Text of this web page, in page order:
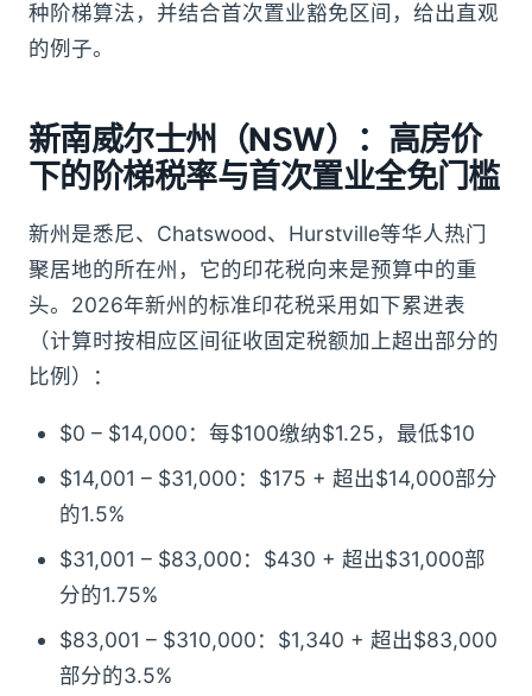
种阶梯算法，并结合首次置业豁免区间，给出直观
的例子。
新南威尔士州（NSW）：高房价
下的阶梯税率与首次置业全免门槛
新州是悉尼、Chatswood、Hurstville等华人热门
聚居地的所在州，它的印花税向来是预算中的重
头。2026年新州的标准印花税采用如下累进表
（计算时按相应区间征收固定税额加上超出部分的
比例）：
$0 – $14,000：每$100缴纳$1.25，最低$10
$14,001 – $31,000：$175 + 超出$14,000部分
的1.5%
$31,001 – $83,000：$430 + 超出$31,000部
分的1.75%
$83,001 – $310,000：$1,340 + 超出$83,000
部分的3.5%